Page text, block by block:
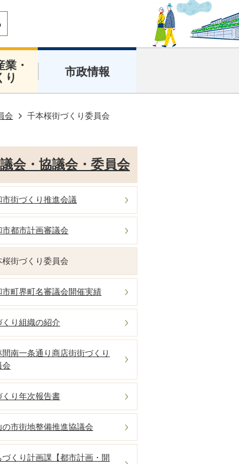
業・
り
市政情報
会 千本桜街づくり委員会
会・協議会・委員会
市街づくり推進会議
市都市計画審議会
桜街づくり委員会
市町界町名審議会開催実績
くり組織の紹介
間南一条通り商店街街づくり
会
くり年次報告書
の市街地整備推進協議会
づくり計画課【都市計画・開